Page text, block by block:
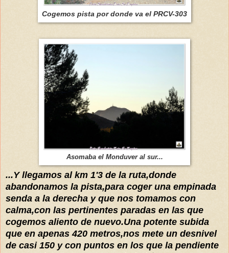
Cogemos pista por donde va el PRCV-303
Asomaba el Monduver al sur...
...Y llegamos al km 1'3 de la ruta,donde
abandonamos la pista,para coger una empinada
senda a la derecha y que nos tomamos con
calma,con las pertinentes paradas en las que
cogemos aliento de nuevo.Una potente subida
que en apenas 420 metros,nos mete un desnivel
de casi 150 y con puntos en los que la pendiente